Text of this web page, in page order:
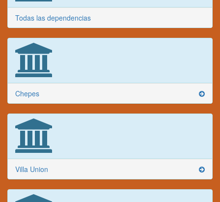
Todas las dependencias
Chepes
Villa Union